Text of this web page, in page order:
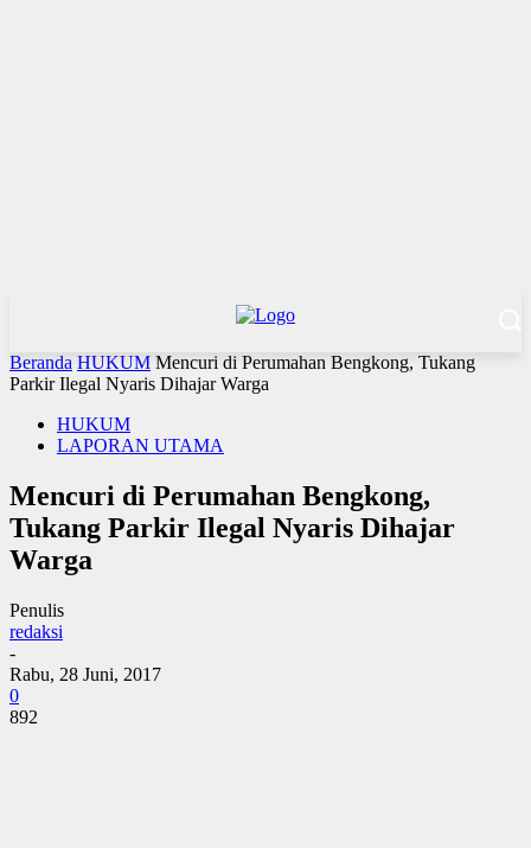
Beranda HUKUM Mencuri di Perumahan Bengkong, Tukang
Parkir Ilegal Nyaris Dihajar Warga
HUKUM
LAPORAN UTAMA
Mencuri di Perumahan Bengkong,
Tukang Parkir Ilegal Nyaris Dihajar
Warga
Penulis
redaksi
-
Rabu, 28 Juni, 2017
0
892